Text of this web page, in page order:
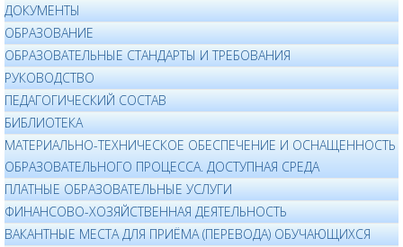
ДОКУМЕНТЫ
ОБРАЗОВАНИЕ
ОБРАЗОВАТЕЛЬНЫЕ СТАНДАРТЫ И ТРЕБОВАНИЯ
РУКОВОДСТВО
ПЕДАГОГИЧЕСКИЙ СОСТАВ
БИБЛИОТЕКА
МАТЕРИАЛЬНО-ТЕХНИЧЕСКОЕ ОБЕСПЕЧЕНИЕ И ОСНАЩЕННОСТЬ
ОБРАЗОВАТЕЛЬНОГО ПРОЦЕССА. ДОСТУПНАЯ СРЕДА
ПЛАТНЫЕ ОБРАЗОВАТЕЛЬНЫЕ УСЛУГИ
ФИНАНСОВО-ХОЗЯЙСТВЕННАЯ ДЕЯТЕЛЬНОСТЬ
ВАКАНТНЫЕ МЕСТА ДЛЯ ПРИЁМА (ПЕРЕВОДА) ОБУЧАЮЩИХСЯ